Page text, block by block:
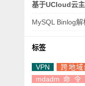
基于UCloud云
MySQL Binlog解
标签
VPN 跨地域
mdadm命令